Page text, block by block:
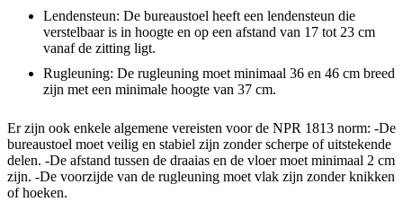
Lendensteun: De bureaustoel heeft een lendensteun die
verstelbaar is in hoogte en op een afstand van 17 tot 23 cm
vanaf de zitting ligt.
Rugleuning: De rugleuning moet minimaal 36 en 46 cm breed
zijn met een minimale hoogte van 37 cm.
Er zijn ook enkele algemene vereisten voor de NPR 1813 norm: -De
bureaustoel moet veilig en stabiel zijn zonder scherpe of uitstekende
delen. -De afstand tussen de draaias en de vloer moet minimaal 2 cm
zijn. -De voorzijde van de rugleuning moet vlak zijn zonder knikken
of hoeken.